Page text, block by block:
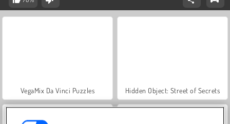
VegaMix Da Vinci Puzzles Hidden Object: Street of Secrets